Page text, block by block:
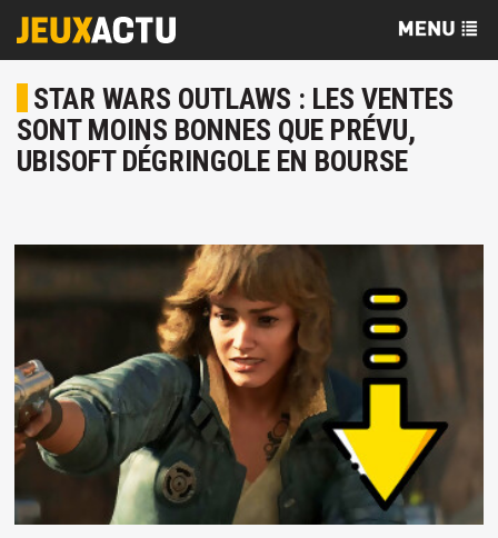
STAR WARS OUTLAWS : LES VENTES
SONT MOINS BONNES QUE PRÉVU,
UBISOFT DÉGRINGOLE EN BOURSE